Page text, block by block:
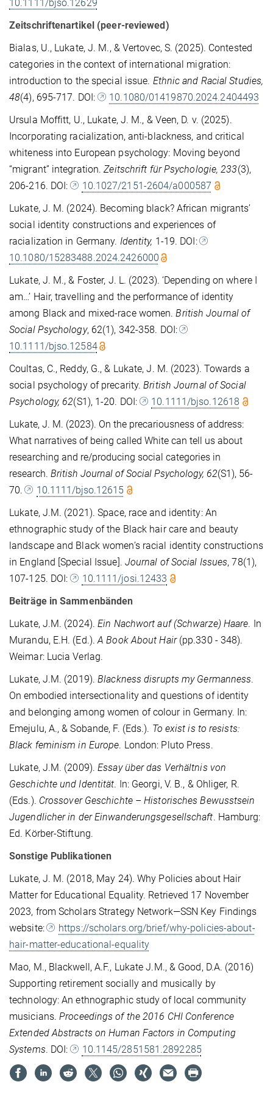
10.1111/bjso.12629
Zeitschriftenartikel (peer-reviewed)
Bialas, U., Lukate, J. M., & Vertovec, S. (2025). Contested
categories in the context of international migration:
introduction to the special issue. Ethnic and Racial Studies,
48(4), 695-717. DOI:
10.1080/01419870.2024.2404493
Ursula Moffitt, U., Lukate, J. M., & Veen, D. v. (2025).
Incorporating racialization, anti-blackness, and critical
whiteness into European psychology: Moving beyond
“migrant” integration.Zeitschrift für Psychologie, 233(3),
206-216. DOI:
10.1027/2151-2604/a000587
Lukate, J. M. (2024). Becoming black? African migrants’
social identity constructions and experiences of
racialization in Germany. Identity, 1-19. DOI:
10.1080/15283488.2024.2426000
Lukate, J. M., & Foster, J. L. (2023). ‘Depending on where I
am…’ Hair, travelling and the performance of identity
among Black and mixed-race women.British Journal of
Social Psychology, 62(1), 342-358. DOI:
10.1111/bjso.12584
Coultas, C., Reddy, G., & Lukate, J. M. (2023). Towards a
social psychology of precarity.British Journal of Social
Psychology, 62(S1), 1-20. DOI:
10.1111/bjso.12618
Lukate, J. M. (2023). On the precariousness of address:
What narratives of being called White can tell us about
researching and re/producing social categories in
research. British Journal of Social Psychology, 62(S1), 56-
70.
10.1111/bjso.12615
Lukate, J.M. (2021). Space, race and identity: An
ethnographic study of the Black hair care and beauty
landscape and Black women’s racial identity constructions
in England [Special Issue]. Journal of Social Issues, 78(1),
107-125. DOI:
10.1111/josi.12433
Beiträge in Sammenbänden
Lukate, J.M. (2024).Ein Nachwort auf (Schwarze) Haare. In
Murandu, E.H. (Ed.).A Book About Hair (pp.330 - 348).
Weimar: Lucia Verlag.
Lukate, J.M. (2019).Blackness disrupts my Germanness.
On embodied intersectionality and questions of identity
and belonging among women of colour in Germany. In:
Emejulu, A., & Sobande, F. (Eds.). To exist is to resists:
Black feminism in Europe. London: Pluto Press.
Lukate, J.M. (2009).Essay über das Verhältnis von
Geschichte und Identität. In: Georgi, V. B., & Ohliger, R.
(Eds.). Crossover Geschichte – Historisches Bewusstsein
Jugendlicher in der Einwanderungsgesellschaft. Hamburg:
Ed. Körber-Stiftung.
Sonstige Publikationen
Lukate, J. M. (2018, May 24). Why Policies about Hair
Matter for Educational Equality. Retrieved 17 November
2023, from Scholars Strategy Network—SSN Key Findings
website:
https://scholars.org/brief/why-policies-about-
hair-matter-educational-equality
Mao, M., Blackwell, A.F., Lukate J.M., & Good, D.A. (2016)
Supporting retirement socially and musically by
technology: An ethnographic study of local community
musicians.Proceedings of the 2016 CHI Conference
Extended Abstracts on Human Factors in Computing
Systems. DOI: 10.1145/2851581.2892285